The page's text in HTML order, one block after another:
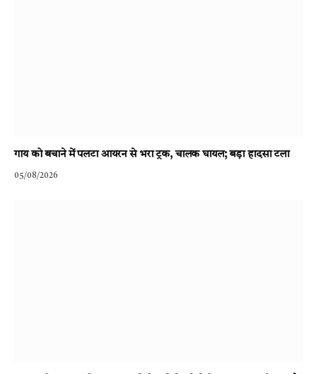
गाय को बचाने में पलटा आयरन से भरा ट्रक, चालक घायल; बड़ा हादसा टला
05/08/2026